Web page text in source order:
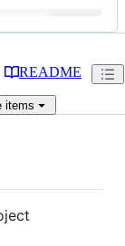
README
items